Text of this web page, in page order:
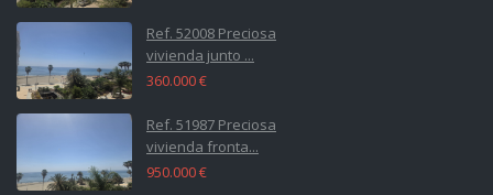
Ref. 52008 Preciosa
vivienda junto ...
360.000 €
Ref. 51987 Preciosa
vivienda fronta...
950.000 €